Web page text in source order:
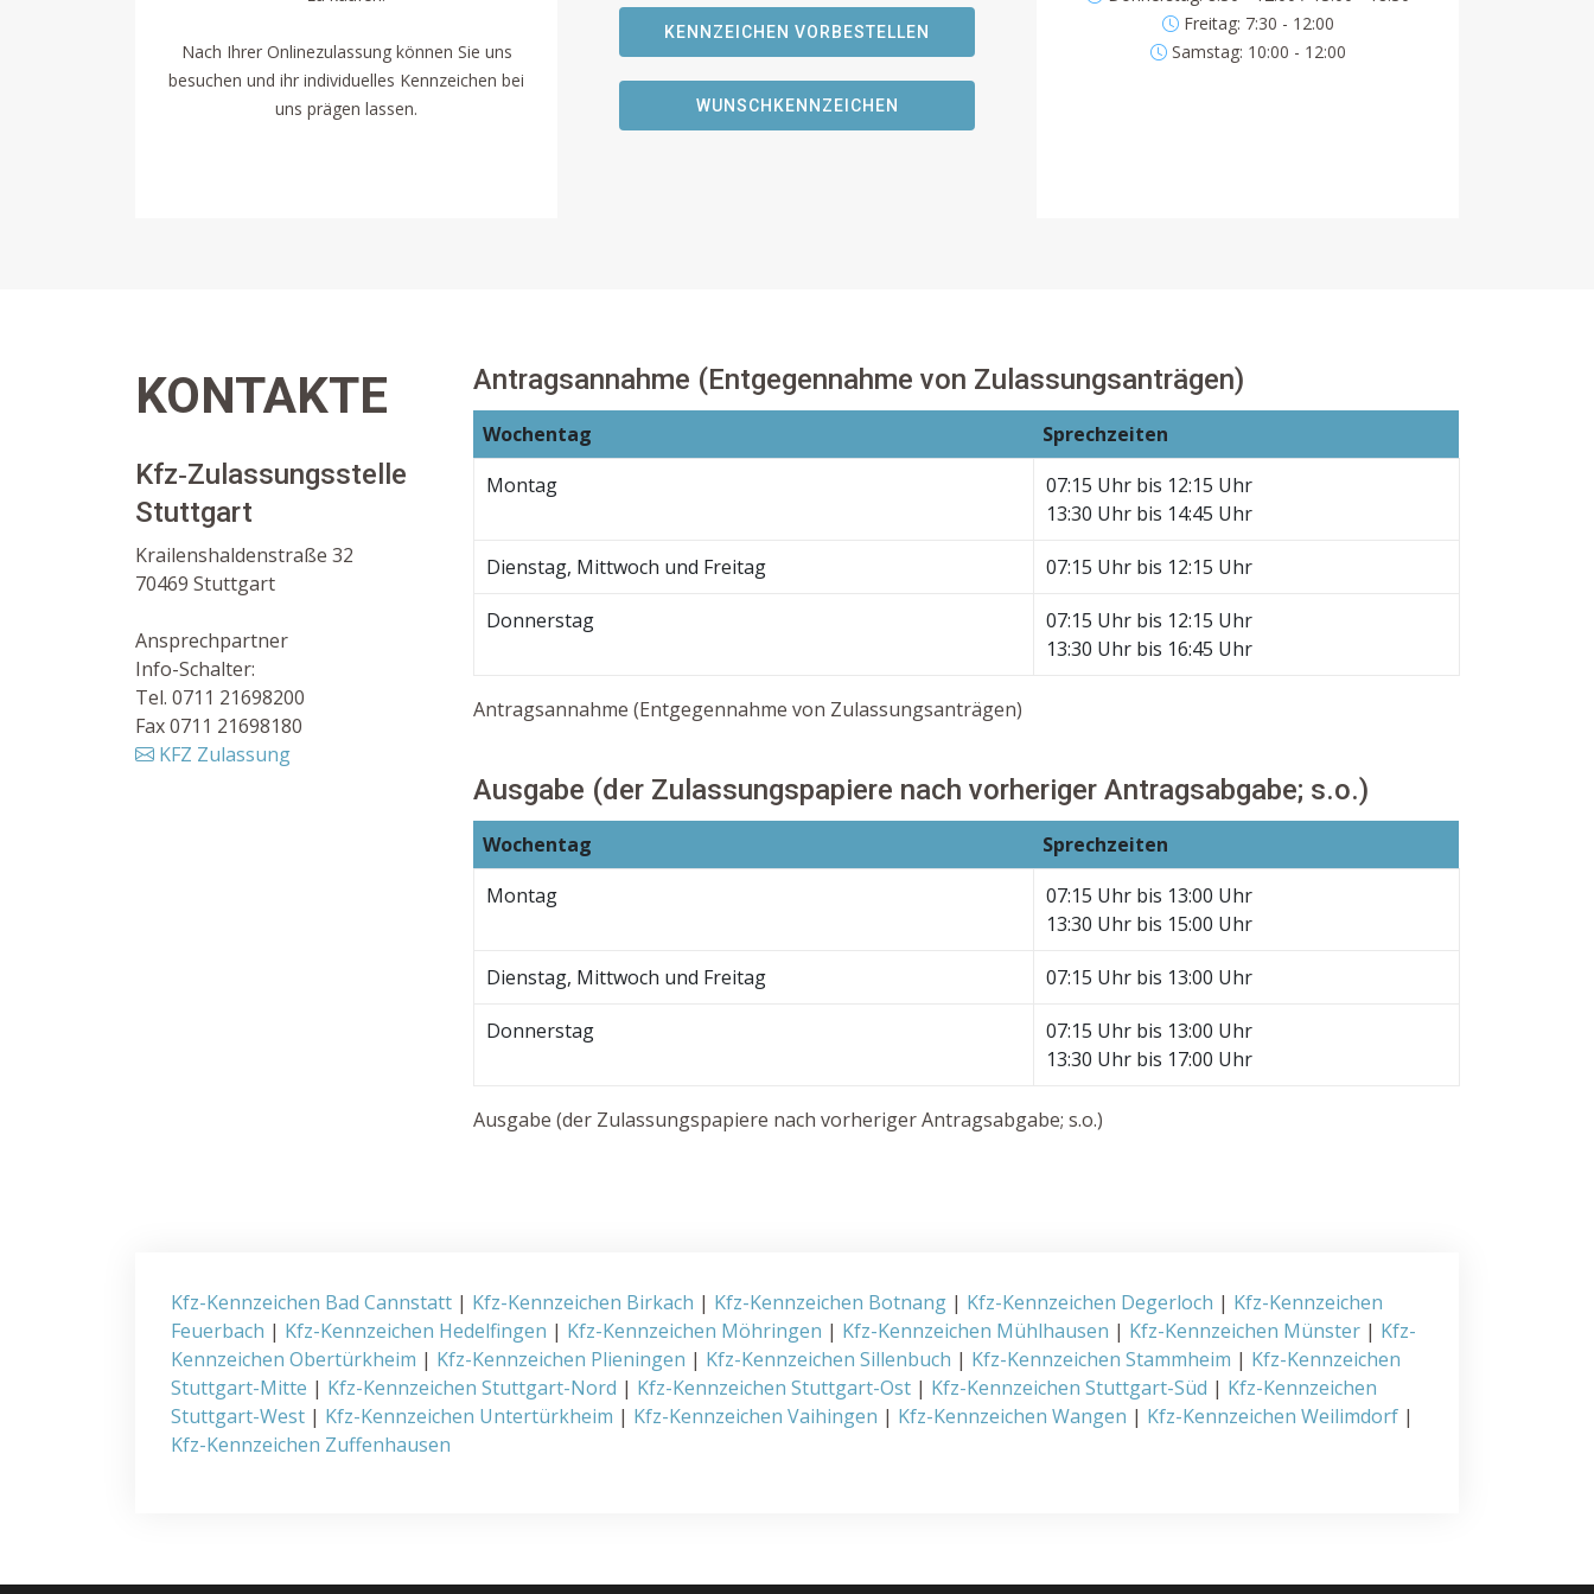
Nach Ihrer Onlinezulassung können Sie uns
besuchen und ihr individuelles Kennzeichen bei
uns prägen lassen.
KENNZEICHEN VORBESTELLEN
WUNSCHKENNZEICHEN
Freitag: 7:30 - 12:00
Samstag: 10:00 - 12:00
KONTAKTE
Kfz‐Zulassungsstelle
Stuttgart
Krailenshaldenstraße 32
70469 Stuttgart
Ansprechpartner
Info-Schalter:
Tel. 0711 21698200
Fax 0711 21698180
KFZ Zulassung
Antragsannahme (Entgegennahme von Zulassungsanträgen)
Wochentag
Sprechzeiten
Montag
07:15 Uhr bis 12:15 Uhr
13:30 Uhr bis 14:45 Uhr
Dienstag, Mittwoch und Freitag 07:15 Uhr bis 12:15 Uhr
Donnerstag
07:15 Uhr bis 12:15 Uhr
13:30 Uhr bis 16:45 Uhr
Antragsannahme (Entgegennahme von Zulassungsanträgen)
Ausgabe (der Zulassungspapiere nach vorheriger Antragsabgabe; s.o.)
Wochentag
Sprechzeiten
Montag
07:15 Uhr bis 13:00 Uhr
13:30 Uhr bis 15:00 Uhr
Dienstag, Mittwoch und Freitag 07:15 Uhr bis 13:00 Uhr
Donnerstag
07:15 Uhr bis 13:00 Uhr
13:30 Uhr bis 17:00 Uhr
Ausgabe (der Zulassungspapiere nach vorheriger Antragsabgabe; s.o.)
Kfz-Kennzeichen Bad Cannstatt | Kfz-Kennzeichen Birkach | Kfz-Kennzeichen Botnang | Kfz-Kennzeichen Degerloch | Kfz-Kennzeichen
Feuerbach | Kfz-Kennzeichen Hedelfingen | Kfz-Kennzeichen Möhringen | Kfz-Kennzeichen Mühlhausen | Kfz-Kennzeichen Münster | Kfz-
Kennzeichen Obertürkheim | Kfz-Kennzeichen Plieningen | Kfz-Kennzeichen Sillenbuch | Kfz-Kennzeichen Stammheim | Kfz-Kennzeichen
Stuttgart-Mitte | Kfz-Kennzeichen Stuttgart-Nord | Kfz-Kennzeichen Stuttgart-Ost | Kfz-Kennzeichen Stuttgart-Süd | Kfz-Kennzeichen
Stuttgart-West | Kfz-Kennzeichen Untertürkheim | Kfz-Kennzeichen Vaihingen | Kfz-Kennzeichen Wangen | Kfz-Kennzeichen Weilimdorf |
Kfz-Kennzeichen Zuffenhausen